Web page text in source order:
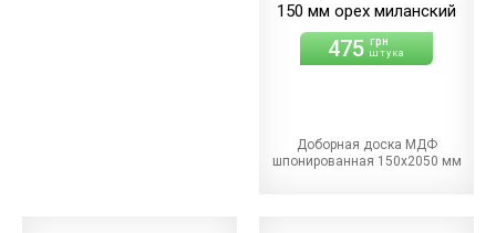
150 мм орех миланский
475 грн
штука
Доборная доска МДФ
шпонированная 150х2050 мм